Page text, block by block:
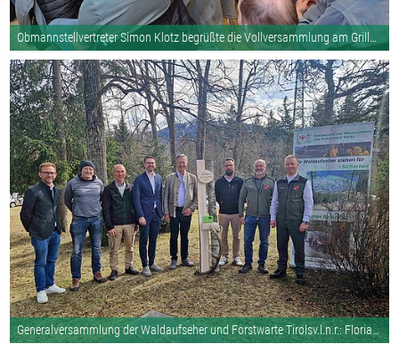
Obmannstellvertreter Simon Klotz begrüßte die Vollversammlung am Grillhof
Generalversammlung der Waldaufseher und Forstwarte Tirolsv.l.n.r.: Florian